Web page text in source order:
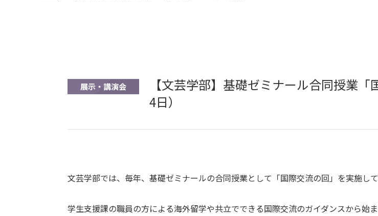
展示・講演会
【文芸学部】基礎ゼミナール合同授業
4日）
文芸学部では、毎年、基礎ゼミナールの合同授業として「国際交流の回」を実施し
学生支援課の職員の方による海外留学や共立でできる国際交流のガイダンスから始